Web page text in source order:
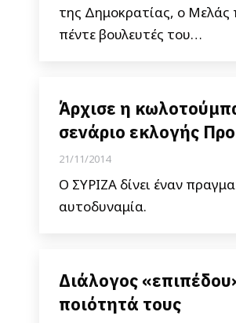
της Δημοκρατίας, ο Μελάς
πέντε βουλευτές του…
Άρχισε η
σενάριο εκλογής
21/11/2014
Ο ΣΥΡΙΖΑ δίνει έναν
αυτοδυναμία.
Διάλογος
ποιότητά τους